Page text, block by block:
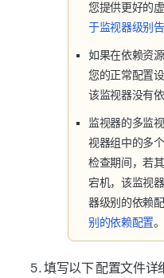
您提供更好的
于监视器级别
如果在依赖资
您的正常配置
该监视器没有依
监视器的多监
视器组中的多
检查期间，若
宕机，该监视
器级别的依赖
别的依赖配置。
填写以下配置文件详